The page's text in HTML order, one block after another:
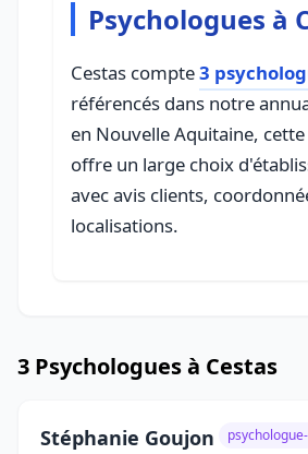
Psychologues à
Cestas compte3
référencés dans notre
en Nouvelle Aquitaine,
offre un large choix
avec avis clients,
localisations.
3 Psychologues à Cestas
Stéphanie Goujon